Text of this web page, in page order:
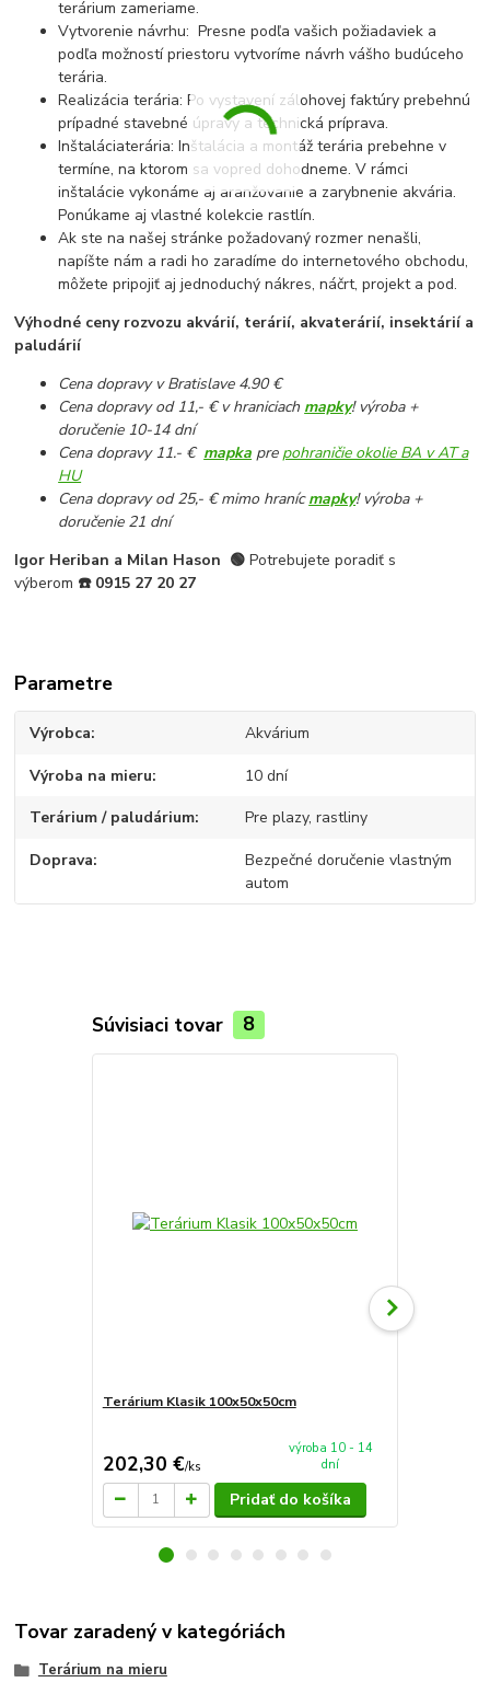
terárium zameriame.
Vytvorenie návrhu: Presne podľa vašich požiadaviek a
podľa možností priestoru vytvoríme návrh vášho budúceho
terária.
Realizácia terária: Po vystavení zálohovej faktúry prebehnú
prípadné stavebné úpravy a technická príprava.
Inštaláciaterária: Inštalácia a montáž terária prebehne v
termíne, na ktorom sa vopred dohodneme. V rámci
inštalácie vykonáme aj aranžovanie a zarybnenie akvária.
Ponúkame aj vlastné kolekcie rastlín.
Ak ste na našej stránke požadovaný rozmer nenašli,
napíšte nám a radi ho zaradíme do internetového obchodu,
môžete pripojiť aj jednoduchý nákres, náčrt, projekt a pod.
Výhodné ceny rozvozu akvárií, terárií, akvaterárií, insektárií a
paludárií
Cena dopravy v Bratislave 4.90 €
Cena dopravy od 11,- € v hraniciach mapky! výroba +
doručenie 10-14 dní
Cena dopravy 11.- € mapka pre pohraničie okolie BA v AT a
HU
Cena dopravy od 25,- € mimo hranícmapky! výroba +
doručenie 21 dní
Igor Heriban a Milan Hason 🟢Potrebujete poradiť s
výberom ☎️ 0915 27 20 27
Parametre
Výrobca Akvárium
Výroba na mieru 10 dní
Terárium / paludárium Pre plazy, rastliny
Doprava
Bezpečné doručenie vlastným
autom
Súvisiaci tovar 8
Terárium Klasik 100x50x50cm
202,30 €/ks
výroba 10 - 14
dní
Pridať do košíka
Tovar zaradený v kategóriách
Terárium na mieru